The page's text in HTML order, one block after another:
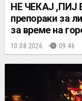
НЕ ЧEКАЈ ,ПИЈ
препораки за
за време на
10.08.2026. 09:46